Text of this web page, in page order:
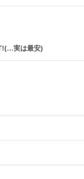
実は最安)